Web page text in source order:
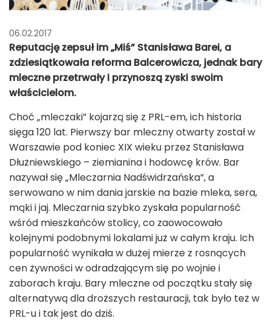
06.02.2017
Reputację zepsuł im „Miś” Stanisława Barei, a
zdziesiątkowała reforma Balcerowicza, jednak bary
mleczne przetrwały i przynoszą zyski swoim
właścicielom.
Choć „mleczaki” kojarzą się z PRL-em, ich historia
sięga 120 lat. Pierwszy bar mleczny otwarty został w
Warszawie pod koniec XIX wieku przez Stanisława
Dłużniewskiego – ziemianina i hodowcę krów. Bar
nazywał się „Mleczarnia Nadświdrzańska”, a
serwowano w nim dania jarskie na bazie mleka, sera,
mąki i jaj. Mleczarnia szybko zyskała popularność
wśród mieszkańców stolicy, co zaowocowało
kolejnymi podobnymi lokalami już w całym kraju. Ich
popularność wynikała w dużej mierze z rosnących
cen żywności w odradzającym się po wojnie i
zaborach kraju. Bary mleczne od początku stały się
alternatywą dla droższych restauracji, tak było też w
PRL-u i tak jest do dziś.